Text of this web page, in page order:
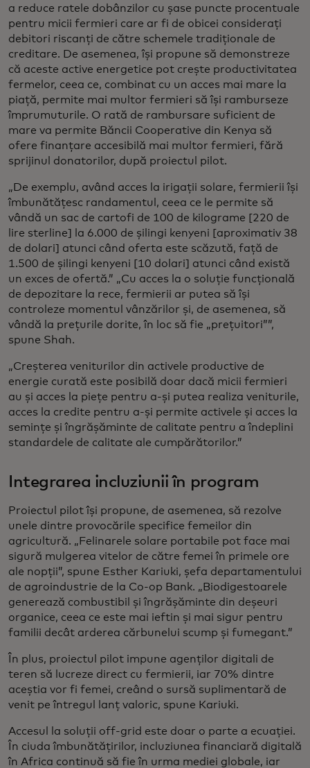
a reduce ratele dobânzilor cu șase puncte procentuale
pentru micii fermieri care ar fi de obicei considerați
debitori riscanți de către schemele tradiționale de
creditare. De asemenea, își propune să demonstreze
că aceste active energetice pot crește productivitatea
fermelor, ceea ce, combinat cu un acces mai mare la
piață, permite mai multor fermieri să își ramburseze
împrumuturile. O rată de rambursare suficient de
mare va permite Băncii Cooperative din Kenya să
ofere finanțare accesibilă mai multor fermieri, fără
sprijinul donatorilor, după proiectul pilot.
„De exemplu, având acces la irigații solare, fermierii își
îmbunătățesc randamentul, ceea ce le permite să
vândă un sac de cartofi de 100 de kilograme [220 de
lire sterline] la 6.000 de șilingi kenyeni [aproximativ 38
de dolari] atunci când oferta este scăzută, față de
1.500 de șilingi kenyeni [10 dolari] atunci când există
un exces de ofertă.” „Cu acces la o soluție funcțională
de depozitare la rece, fermierii ar putea să își
controleze momentul vânzărilor și, de asemenea, să
vândă la prețurile dorite, în loc să fie „prețuitori””,
spune Shah.
„Creșterea veniturilor din activele productive de
energie curată este posibilă doar dacă micii fermieri
au și acces la piețe pentru a-și putea realiza veniturile,
acces la credite pentru a-și permite activele și acces la
semințe și îngrășăminte de calitate pentru a îndeplini
standardele de calitate ale cumpărătorilor.”
Integrarea incluziunii în program
Proiectul pilot își propune, de asemenea, să rezolve
unele dintre provocările specifice femeilor din
agricultură. „Felinarele solare portabile pot face mai
sigură mulgerea vitelor de către femei în primele ore
ale nopții”, spune Esther Kariuki, șefa departamentului
de agroindustrie de la Co-op Bank. „Biodigestoarele
generează combustibil și îngrășăminte din deșeuri
organice, ceea ce este mai ieftin și mai sigur pentru
familii decât arderea cărbunelui scump și fumegant.”
În plus, proiectul pilot impune agenților digitali de
teren să lucreze direct cu fermierii, iar 70% dintre
aceștia vor fi femei, creând o sursă suplimentară de
venit pe întregul lanț valoric, spune Kariuki.
Accesul la soluții off-grid este doar o parte a ecuației.
În ciuda îmbunătățirilor, incluziunea financiară digitală
în Africa continuă să fie în urma mediei globale, iar